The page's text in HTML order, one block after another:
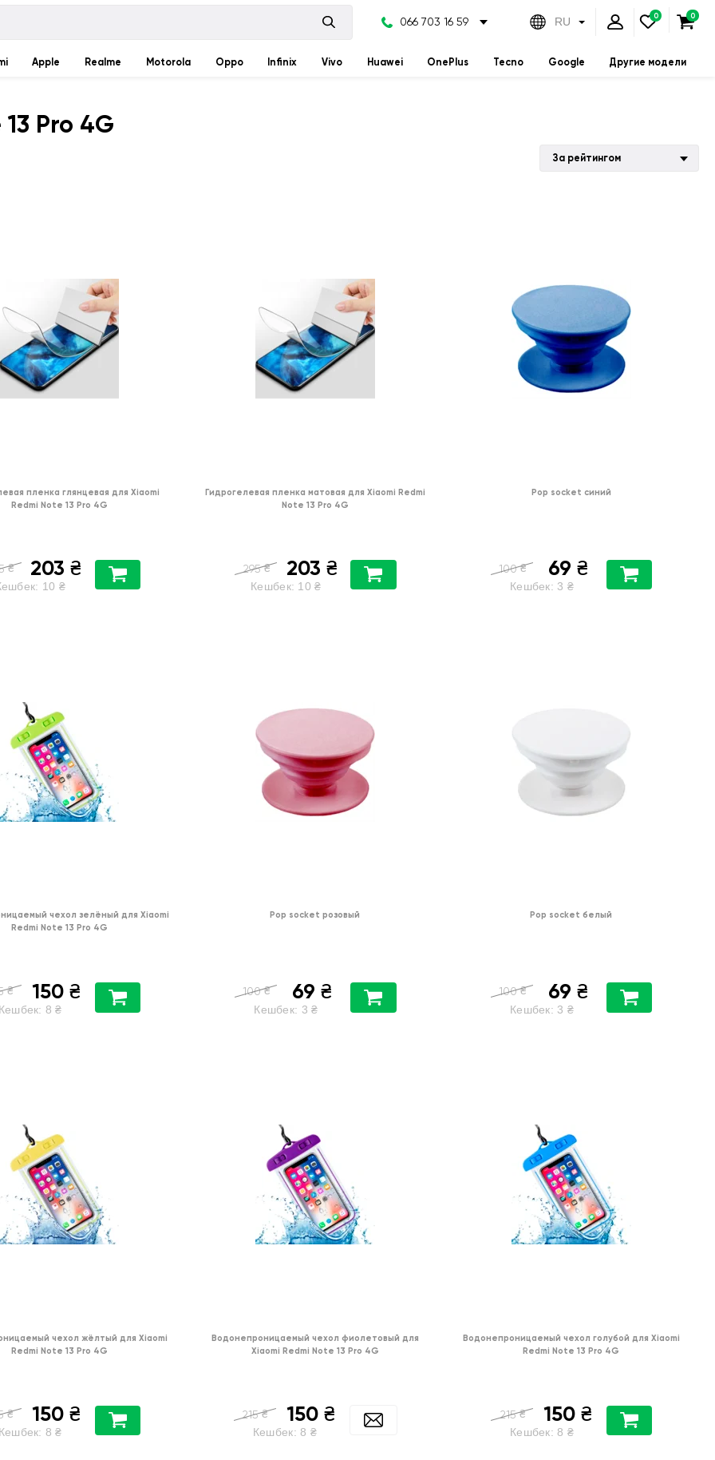
066 703 16 59 RU
Apple Realme Motorola Oppo Infinix Vivo Huawei OnePlus Tecno Google Другие модели
Pro 4G
За рейтингом
пленка глянцевая для Xiaomi
Redmi Note 13 Pro 4G
₴ 203 ₴
10 ₴
Гидрогелевая пленка матовая для Xiaomi Redmi
Note 13 Pro 4G
295 ₴ 203 ₴
Кешбек: 10 ₴
Pop socket синий
100 ₴ 69 ₴
Кешбек: 3 ₴
чехол зелёный для Xiaomi
Redmi Note 13 Pro 4G
₴ 150 ₴
8 ₴
Pop socket розовый
100 ₴ 69 ₴
Кешбек: 3 ₴
Pop socket белый
100 ₴ 69 ₴
Кешбек: 3 ₴
чехол жёлтый для Xiaomi
Redmi Note 13 Pro 4G
₴ 150 ₴
8 ₴
Водонепроницаемый чехол фиолетовый для
Xiaomi Redmi Note 13 Pro 4G
215 ₴ 150 ₴
Кешбек: 8 ₴
Водонепроницаемый чехол голубой для Xiaomi
Redmi Note 13 Pro 4G
215 ₴ 150 ₴
Кешбек: 8 ₴